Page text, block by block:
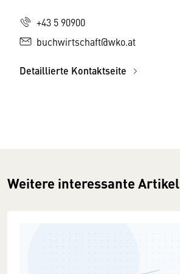
+43 5 90900
buchwirtschaft@wko.at
Detaillierte Kontaktseite
Weitere interessante Artikel